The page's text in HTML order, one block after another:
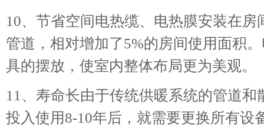
10、节省空间电热缆、电热膜安装在
管道，相对增加了5%的房间使用面积
具的摆放，使室内整体布局更为美观。
11、寿命长由于传统供暖系统的管道
投入使用8-10年后，就需要更换所有设